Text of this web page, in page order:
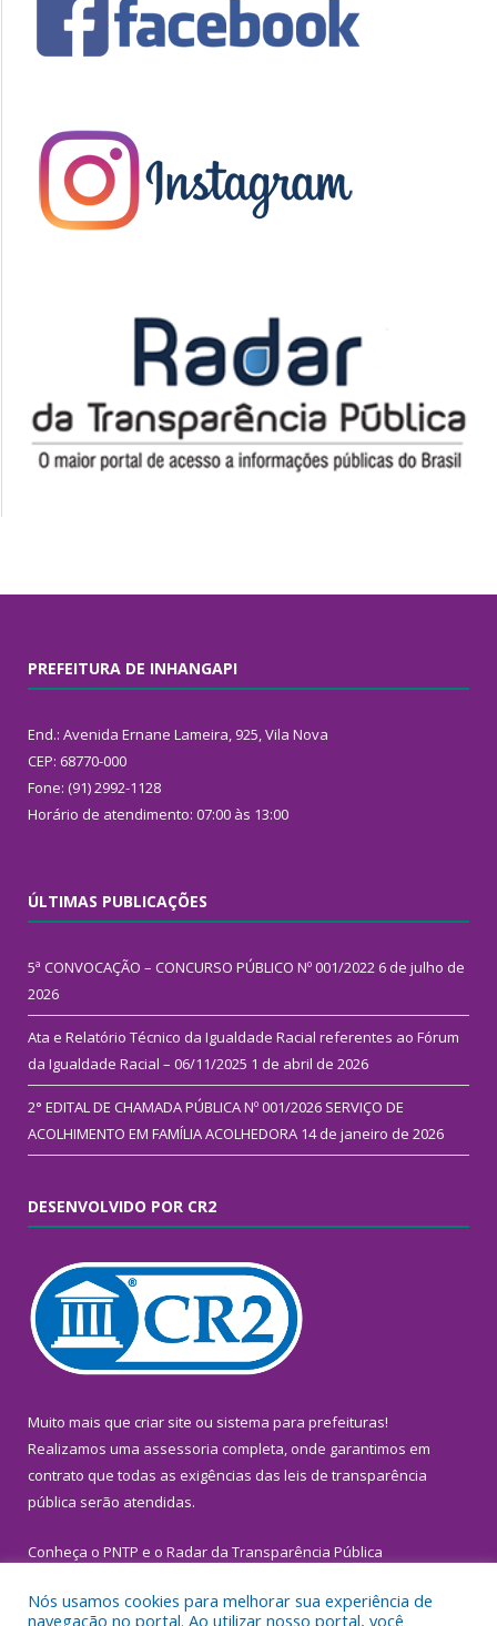
PREFEITURA DE INHANGAPI
End.: Avenida Ernane Lameira, 925, Vila Nova
CEP: 68770-000
Fone: (91) 2992-1128
Horário de atendimento: 07:00 às 13:00
ÚLTIMAS PUBLICAÇÕES
5ª CONVOCAÇÃO – CONCURSO PÚBLICO Nº 001/2022 6 de julho de
2026
Ata e Relatório Técnico da Igualdade Racial referentes ao Fórum
da Igualdade Racial – 06/11/2025 1 de abril de 2026
2° EDITAL DE CHAMADA PÚBLICA Nº 001/2026 SERVIÇO DE
ACOLHIMENTO EM FAMÍLIA ACOLHEDORA 14 de janeiro de 2026
DESENVOLVIDO POR CR2
Muito mais que criar site ou sistema para prefeituras!
Realizamos uma assessoria completa, onde garantimos em
contrato que todas as exigências das leis de transparência
pública serão atendidas.
Conheça o PNTP e o Radar da Transparência Pública
Nós usamos cookies para melhorar sua experiência de
navegação no portal. Ao utilizar nosso portal, você